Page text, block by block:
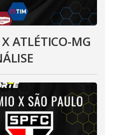
X ATLÉTICO-MG